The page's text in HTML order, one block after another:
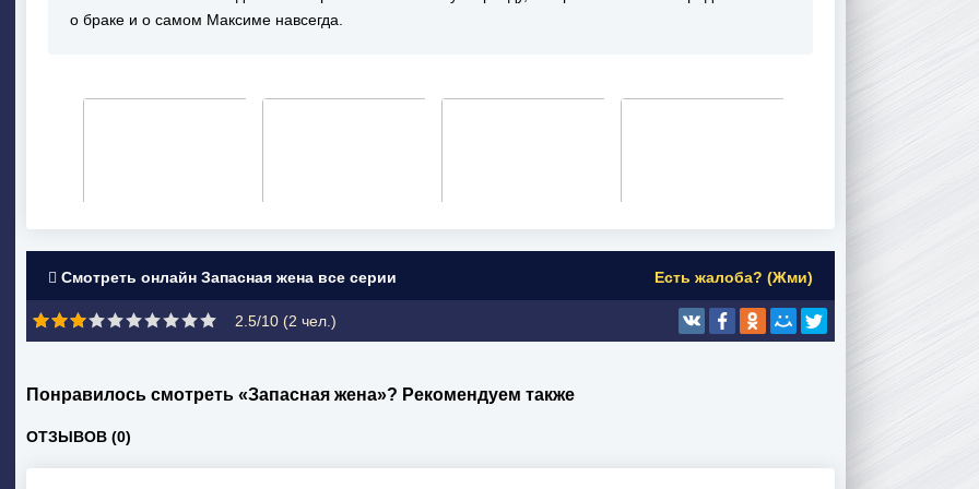
о браке и о самом Максиме навсегда.
Смотреть онлайн Запасная жена все серии Есть жалоба? (Жми)
2.5/10 (2 чел.)
Понравилось смотреть «Запасная жена»? Рекомендуем также
ОТЗЫВОВ (0)